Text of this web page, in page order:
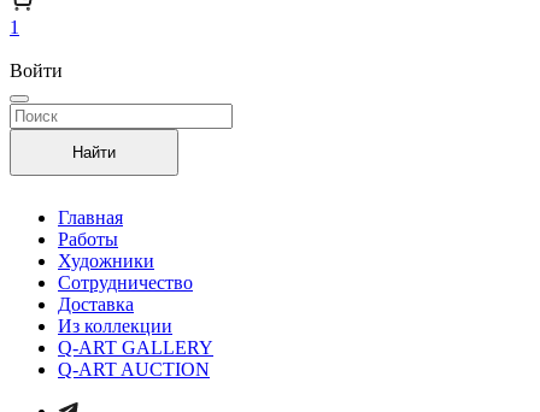
1
Войти
Найти
Главная
Работы
Художники
Сотрудничество
Доставка
Из коллекции
Q-ART GALLERY
Q-ART AUCTION